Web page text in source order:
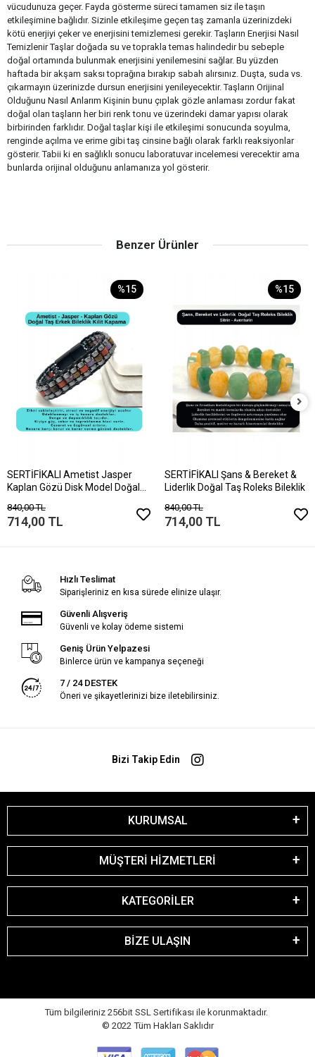
vücudunuza geçer. Fayda gösterme süreci tamamen siz ile taşın
etkileşimine bağlıdır. Sizinle etkileşime geçen taş zamanla üzerinizdeki
kötü enerjiyi çeker ve enerjisini temizlemesi gerekir. Taşların Enerjisi Nasıl
Temizlenir Taşlar doğada su ve toprakla temas halindedir bu sebeple
doğal ortamında bulunmak enerjisini yenilemesini sağlar. Bu yüzden
haftada bir akşam saksı toprağına bırakıp sabah alırsınız. Duşta, suda vs.
çıkarmayın üzerinizde dursun enerjisini yenileyecektir. Taşların Orijinal
Olduğunu Nasıl Anlarım Kişinin bunu çıplak gözle anlaması zordur fakat
doğal olan taşların her biri renk tonu ve üzerindeki damar yapısı olarak
birbirinden farklıdır. Doğal taşlar kişi ile etkileşimi sonucunda soyulma,
renginde açılma ve erime gibi taş cinsine bağlı olarak farklı reaksiyonlar
gösterir. Tabii ki en sağlıklı sonucu laboratuvar incelemesi verecektir ama
bunlarda orijinal olduğunu anlamanıza yol gösterir.
Benzer Ürünler
%15
SERTİFİKALI Ametist Jasper
Kaplan Gözü Disk Model Doğal
840,00 TL
714,00 TL
%15
SERTİFİKALI Şans & Bereket &
Liderlik Doğal Taş Roleks Bileklik
840,00 TL
714,00 TL
Hızlı Teslimat
Siparişleriniz en kısa sürede elinize ulaşır.
Güvenli Alışveriş
Güvenli ve kolay ödeme sistemi
Geniş Ürün Yelpazesi
Binlerce ürün ve kampanya seçeneği
7 / 24 DESTEK
Öneri ve şikayetlerinizi bize iletebilirsiniz.
Bizi Takip Edin
KURUMSAL
MÜŞTERİ HİZMETLERİ
KATEGORİLER
BİZE ULAŞIN
Tüm bilgileriniz 256bit SSL Sertifikası ile korunmaktadır.
© 2022 Tüm Hakları Saklıdır